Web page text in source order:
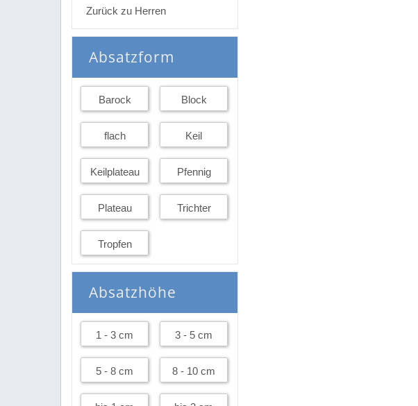
Zurück zu Herren
Absatzform
Barock Block
flach Keil
Keilplateau Pfennig
Plateau Trichter
Tropfen
Absatzhöhe
1 - 3 cm 3 - 5 cm
5 - 8 cm 8 - 10 cm